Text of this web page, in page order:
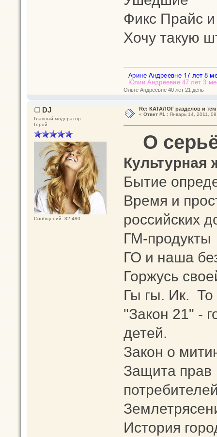
Фикс Прайс
Хочу такую
Ольге Андреевне 40 лет 21 день
DJ
Главный модератор
Герой
Сообщений: 32 480
Re: КАТАЛОГ разделов и тем
« Ответ #1 :Январь 14, 2011,
О
Бытие
Время и
российских
ГМ-продукты
ГО и наша
Горжусь
Гы гы. Ик. То
"Закон 21" -
детей.
Закон о
Защита прав
История